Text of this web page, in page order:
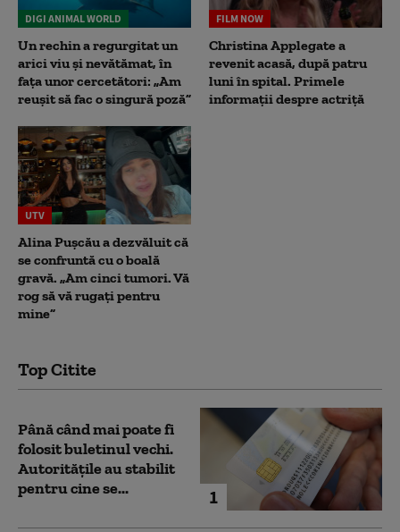
DIGI ANIMAL WORLD
Un rechin a regurgitat un
arici viu și nevătămat, în
fața unor cercetători: „Am
reușit să fac o singură poză”
FILM NOW
Christina Applegate a
revenit acasă, după patru
luni în spital. Primele
informații despre actriță
UTV
Alina Pușcău a dezvăluit că
se confruntă cu o boală
gravă. „Am cinci tumori. Vă
rog să vă rugați pentru
mine”
Top Citite
1
Până când mai poate fi
folosit buletinul vechi.
Autoritățile au stabilit
pentru cine se...